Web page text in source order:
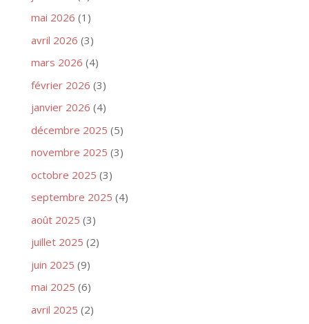
mai 2026 (1)
avril 2026 (3)
mars 2026 (4)
février 2026 (3)
janvier 2026 (4)
décembre 2025 (5)
novembre 2025 (3)
octobre 2025 (3)
septembre 2025 (4)
août 2025 (3)
juillet 2025 (2)
juin 2025 (9)
mai 2025 (6)
avril 2025 (2)